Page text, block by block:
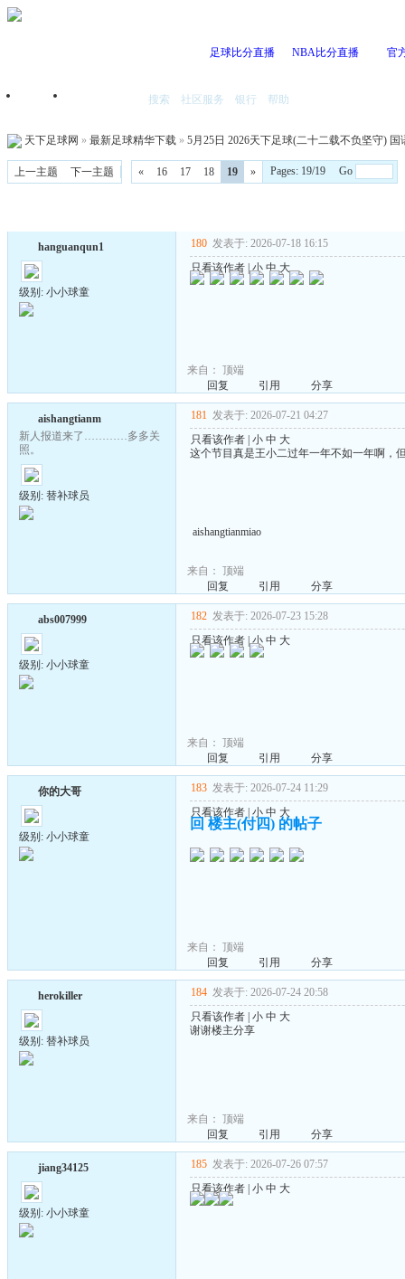
足球比分直播 NBA比分直播 官
首页 搜索 社区服务 银行 帮助
天下足球网 » 最新足球精华下载 » 5月25日 2026天下足球(二十二载不负坚守) 国
上一主题 下一主题 « 16 17 18 19 » Pages: 19/19 Go
hanguanqun1
级别: 小小球童
180 发表于: 2026-07-18 16:15
只看该作者 |小 中 大
来自： 顶端
回复
引用 分享
aishangtianm
新人报道来了…………多多关
照。
级别: 替补球员
181 发表于: 2026-07-21 04:27
只看该作者 小 中 大
这个节目真是王小二过年一年不如一年啊，
aishangtianmiao
来自： 顶端
回复
引用 分享
abs007999
级别: 小小球童
182 发表于: 2026-07-23 15:28
只看该作者 |小 中 大
来自： 顶端
回复
引用 分享
你的大哥
级别: 小小球童
183 发表于: 2026-07-24 11:29
只看该作者 小 中 大
回 楼主(付四) 的帖子
来自： 顶端
回复
引用 分享
herokiller
级别: 替补球员
184 发表于: 2026-07-24 20:58
只看该作者 小 中 大
谢谢楼主分享
来自： 顶端
回复
引用 分享
jiang34125
级别: 小小球童
185 发表于: 2026-07-26 07:57
只看该作者 小 中 大